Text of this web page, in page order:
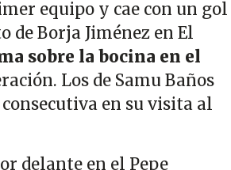
equipo y cae con un gol
de Borja Jiménez en El
sobre la bocina en el
Los de Samu Baños
en su visita al
delante en el Pepe